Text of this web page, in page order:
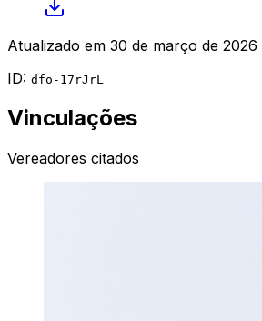
Atualizado em 30 de março de 2026
ID: dfo-17rJrL
Vinculações
Vereadores citados